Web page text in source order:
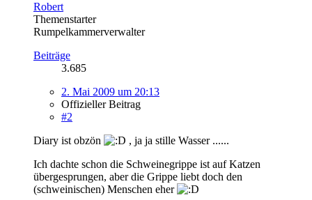
Robert
Themenstarter
Rumpelkammerverwalter
Beiträge
3.685
2. Mai 2009 um 20:13
Offizieller Beitrag
#2
Diary ist obzön
, ja ja stille Wasser ......
Ich dachte schon die Schweinegrippe ist auf Katzen
übergesprungen, aber die Grippe liebt doch den
(schweinischen) Menschen eher